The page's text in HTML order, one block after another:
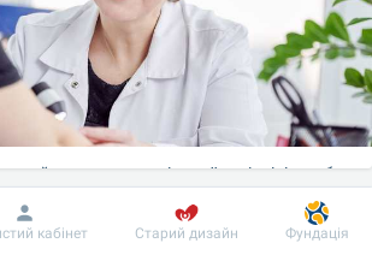
на ресепшені своєї поліклініки, або
на наступні питання:
Інформація Пацієнту
кабінет Старий дизайн Фундація